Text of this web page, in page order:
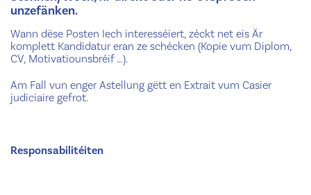
unzefänken.
Wann dëse Posten Iech interesséiert, zéckt net eis Är
komplett Kandidatur eran ze schécken (Kopie vum Diplom,
CV, Motivatiounsbréif …).
Am Fall vun enger Astellung gëtt en Extrait vum Casier
judiciaire gefrot.
Responsabilitéiten